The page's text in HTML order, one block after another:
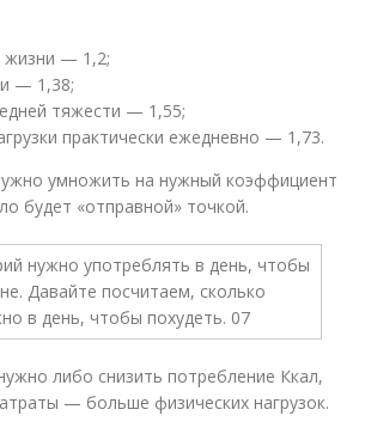
жизни — 1,2;
— 1,38;
тяжести — 1,55;
практически ежедневно — 1,73.
умножить на нужный коэффициент
будет «отправной» точкой.
либо снизить потребление Ккал,
— больше физических нагрузок.